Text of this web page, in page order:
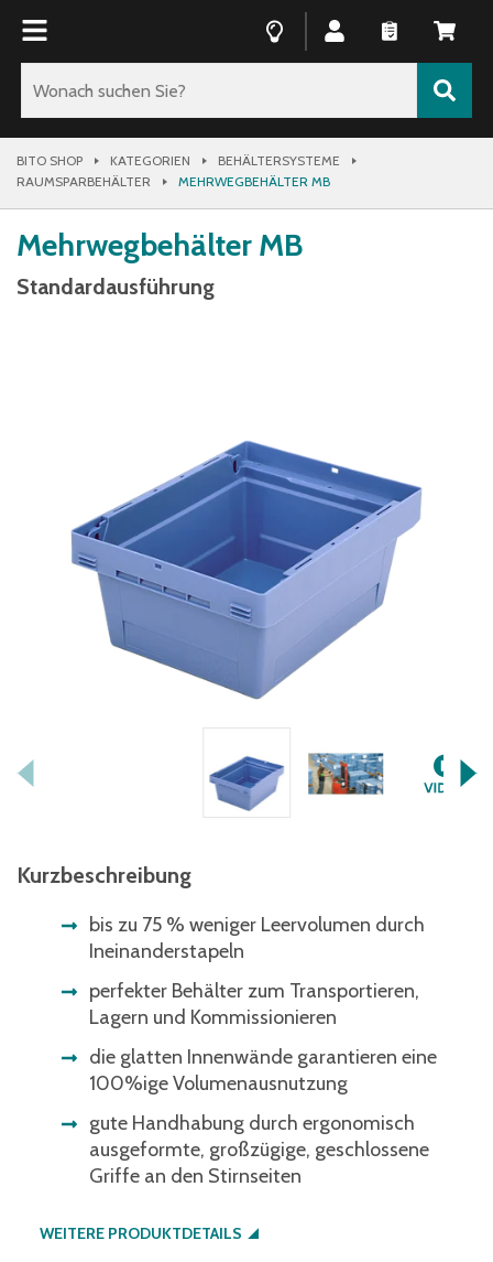
BITO SHOP KATEGORIEN
BEHÄLTERSYSTEME
RAUMSPARBEHÄLTER
MEHRWEGBEHÄLTER MB
Mehrwegbehälter MB
Standardausführung
Kurzbeschreibung
bis zu 75 % weniger Leervolumen durch
Ineinanderstapeln
perfekter Behälter zum Transportieren,
Lagern und Kommissionieren
die glatten Innenwände garantieren eine
100%ige Volumenausnutzung
gute Handhabung durch ergonomisch
ausgeformte, großzügige, geschlossene
Griffe an den Stirnseiten
WEITERE PRODUKTDETAILS